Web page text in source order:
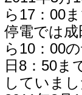
ら17：00
停電では
ら10：00
日8：50ま
していま